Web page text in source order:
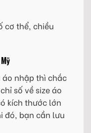
cơ thể, chiều
áo nhập thì chắc
số về size áo
kích thước lớn
đó, bạn cần lưu